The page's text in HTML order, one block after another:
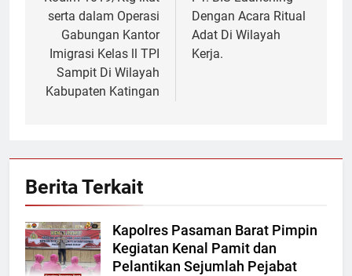
serta dalam Operasi
Gabungan Kantor
Imigrasi Kelas ll TPI
Sampit Di Wilayah
Kabupaten Katingan
Dengan Acara Ritual
Adat Di Wilayah
Kerja.
Berita Terkait
Kapolres Pasaman Barat Pimpin
Kegiatan Kenal Pamit dan
Pelantikan Sejumlah Pejabat